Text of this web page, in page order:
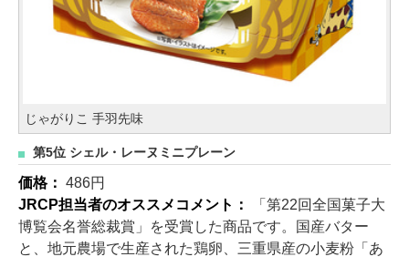
じゃがりこ 手羽先味
第5位 シェル・レーヌミニプレーン
価格： 486円
JRCP担当者のオススメコメント：
「第22回全国菓子大
博覧会名誉総裁賞」を受賞した商品です。国産バター
と、地元農場で生産された鶏卵、三重県産の小麦粉「あ